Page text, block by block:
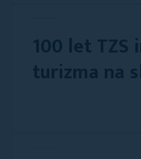
100 let TZS
turizma na